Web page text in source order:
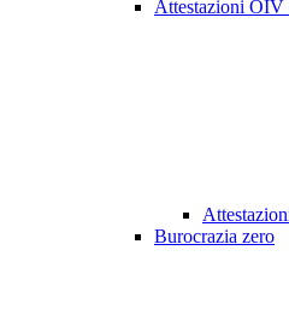
Attestazioni OIV
Burocrazia zero